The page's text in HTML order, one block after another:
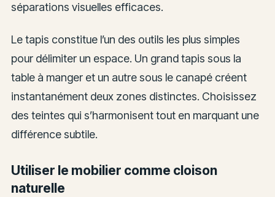
séparations visuelles efficaces.
Le tapis constitue l’un des outils les plus simples
pour délimiter un espace. Un grand tapis sous la
table à manger et un autre sous le canapé créent
instantanément deux zones distinctes. Choisissez
des teintes qui s’harmonisent tout en marquant une
différence subtile.
Utiliser le mobilier comme cloison
naturelle